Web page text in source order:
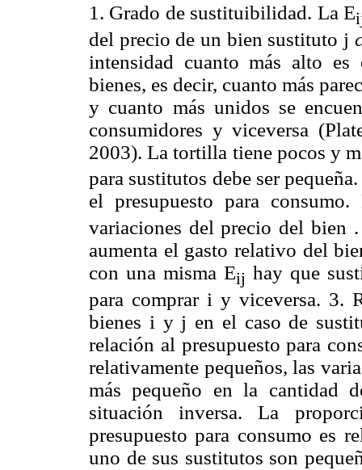
1. Grado de sustituibilidad. La E
del precio de un bien sustituto j
intensidad cuanto más alto
bienes, es decir, cuanto más
y cuanto más unidos se
consumidores y viceversa
2003). La tortilla tiene pocos y
para sustitutos debe ser
el presupuesto para
variaciones del precio del bien
aumenta el gasto relativo del
con una misma Eij hay que
para comprar i y viceversa. 3.
bienes i y j en el caso de
relación al presupuesto para
relativamente pequeños, las
más pequeño en la cantidad
situación inversa. La
presupuesto para consumo es
uno de sus sustitutos son